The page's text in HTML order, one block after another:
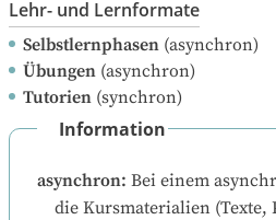
Lehr- und Lernformate
Selbstlernphasen (asynchron)
Übungen (asynchron)
Tutorien (synchron)
Information
asynchron: Bei einem
die Kursmaterialien (Texte,